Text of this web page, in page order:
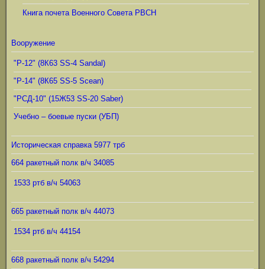
Книга почета Военного Совета РВСН
Вооружение
"Р-12" (8К63 SS-4 Sandal)
"Р-14" (8К65 SS-5 Scean)
"РСД-10" (15Ж53 SS-20 Saber)
Учебно – боевые пуски (УБП)
Историческая справка 5977 трб
664 ракетный полк в/ч 34085
1533 ртб в/ч 54063
665 ракетный полк в/ч 44073
1534 ртб в/ч 44154
668 ракетный полк в/ч 54294